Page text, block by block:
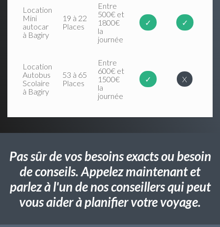
Location
Mini
autocar
à Bagiry
19 à 22
Places
Entre
500€ et
1800€
la
journée
✓ ✓
Location
Autobus
Scolaire
à Bagiry
53 à 65
Places
Entre
600€ et
1500€
la
journée
✓ X
Pas sûr de vos besoins exacts ou besoin
de conseils. Appelez maintenant et
parlez à l'un de nos conseillers qui peut
vous aider à planifier votre voyage.